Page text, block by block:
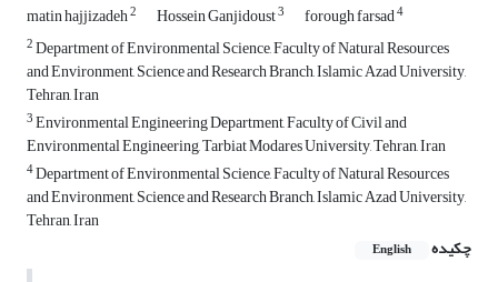
matin hajjizadeh2 Hossein Ganjidoust3 forough farsad4
2Department of Environmental Science, Faculty of Natural Resources
and Environment, Science and Research Branch, Islamic Azad University,
Tehran, Iran
3Environmental Engineering Department, Faculty of Civil and
Environmental Engineering, Tarbiat Modares University, Tehran, Iran
4Department of Environmental Science, Faculty of Natural Resources
and Environment, Science and Research Branch, Islamic Azad University,
Tehran, Iran
چکیده
English